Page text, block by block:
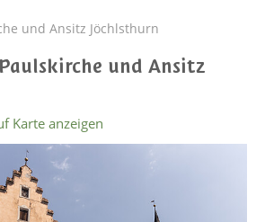
und Ansitz Jöchlsthurn
und Ansitz
Karte anzeigen